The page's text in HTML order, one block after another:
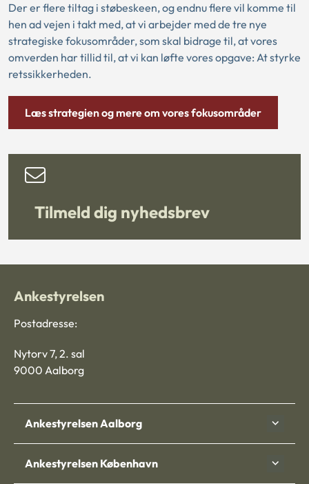
Der er flere tiltag i støbeskeen, og endnu flere vil komme til
hen ad vejen i takt med, at vi arbejder med de tre nye
strategiske fokusområder, som skal bidrage til, at vores
omverden har tillid til, at vi kan løfte vores opgave: At styrke
retssikkerheden.
Læs strategien og mere om vores fokusområder
Tilmeld dig nyhedsbrev
Ankestyrelsen
Postadresse:
Nytorv 7, 2. sal
9000 Aalborg
Ankestyrelsen Aalborg
Ankestyrelsen København